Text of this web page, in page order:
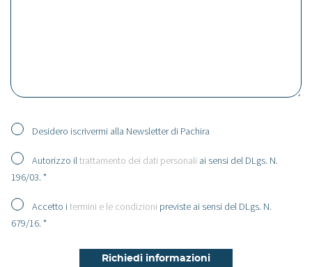
Desidero iscrivermi alla Newsletter di Pachira
Autorizzo iltrattamento dei dati personali ai sensi del DLgs. N.
196/03. *
Accetto itermini e le condizioni previste ai sensi del DLgs. N.
679/16. *